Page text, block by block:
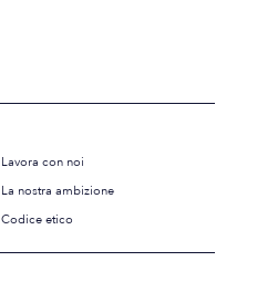
Lavora con noi
La nostra ambizione
Codice etico